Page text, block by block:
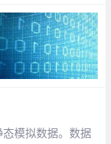
模拟数据。数据